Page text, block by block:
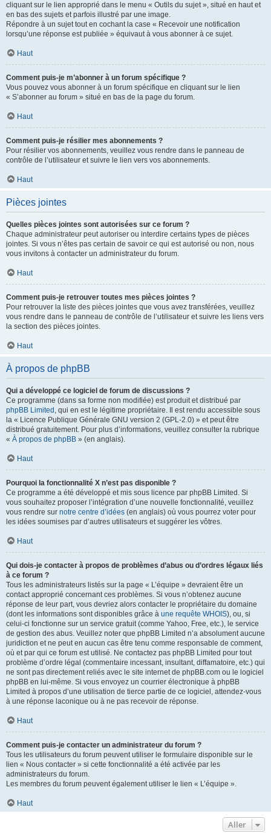
cliquant sur le lien approprié dans le menu « Outils du sujet », situé en haut et
en bas des sujets et parfois illustré par une image.
Répondre à un sujet tout en cochant la case « Recevoir une notification
lorsqu’une réponse est publiée » équivaut à vous abonner à ce sujet.
Haut
Comment puis-je m’abonner à un forum spécifique ?
Vous pouvez vous abonner à un forum spécifique en cliquant sur le lien
« S’abonner au forum » situé en bas de la page du forum.
Haut
Comment puis-je résilier mes abonnements ?
Pour résilier vos abonnements, veuillez vous rendre dans le panneau de
contrôle de l’utilisateur et suivre le lien vers vos abonnements.
Haut
Pièces jointes
Quelles pièces jointes sont autorisées sur ce forum ?
Chaque administrateur peut autoriser ou interdire certains types de pièces
jointes. Si vous n’êtes pas certain de savoir ce qui est autorisé ou non, nous
vous invitons à contacter un administrateur du forum.
Haut
Comment puis-je retrouver toutes mes pièces jointes ?
Pour retrouver la liste des pièces jointes que vous avez transférées, veuillez
vous rendre dans le panneau de contrôle de l’utilisateur et suivre les liens vers
la section des pièces jointes.
Haut
À propos de phpBB
Qui a développé ce logiciel de forum de discussions ?
Ce programme (dans sa forme non modifiée) est produit et distribué par
phpBB Limited , qui en est le légitime propriétaire. Il est rendu accessible sous
la « Licence Publique Générale GNU version 2 (GPL-2.0) » et peut être
distribué gratuitement. Pour plus d’informations, veuillez consulter la rubrique
« À propos de phpBB » (en anglais).
Haut
Pourquoi la fonctionnalité X n’est pas disponible ?
Ce programme a été développé et mis sous licence par phpBB Limited. Si
vous souhaitez proposer l’intégration d’une nouvelle fonctionnalité, veuillez
vous rendre sur notre centre d’idées (en anglais) où vous pourrez voter pour
les idées soumises par d’autres utilisateurs et suggérer les vôtres.
Haut
Qui dois-je contacter à propos de problèmes d’abus ou d’ordres légaux liés
à ce forum ?
Tous les administrateurs listés sur la page « L’équipe » devraient être un
contact approprié concernant ces problèmes. Si vous n’obtenez aucune
réponse de leur part, vous devriez alors contacter le propriétaire du domaine
(dont les informations sont disponibles grâce à une requête WHOIS), ou, si
celui-ci fonctionne sur un service gratuit (comme Yahoo, Free, etc.), le service
de gestion des abus. Veuillez noter que phpBB Limited n’a absolument aucune
juridiction et ne peut en aucun cas être tenu comme responsable de comment,
où et par qui ce forum est utilisé. Ne contactez pas phpBB Limited pour tout
problème d’ordre légal (commentaire incessant, insultant, diffamatoire, etc.) qui
ne sont pas directement reliés avec le site internet de phpBB.com ou le logiciel
phpBB en lui-même. Si vous envoyez un courrier électronique à phpBB
Limited à propos d’une utilisation de tierce partie de ce logiciel, attendez-vous
à une réponse laconique ou à ne pas recevoir de réponse.
Haut
Comment puis-je contacter un administrateur du forum ?
Tous les utilisateurs du forum peuvent utiliser le formulaire disponible sur le
lien « Nous contacter » si cette fonctionnalité a été activée par les
administrateurs du forum.
Les membres du forum peuvent également utiliser le lien « L’équipe ».
Haut
Aller